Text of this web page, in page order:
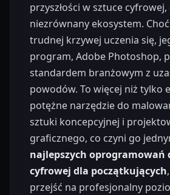
przyszłości w sztuce
niezrównany ekosystem.
trudnej krzywej uczenia się,
program, Adobe Photoshop,
standardem branżowym z
powodów. To więcej niż tylko
potężne narzędzie do
sztuki koncepcyjnej i
graficznego, co czyni go
najlepszych oprogramowań
cyfrowej dla początkujących
przejść na profesjonalny